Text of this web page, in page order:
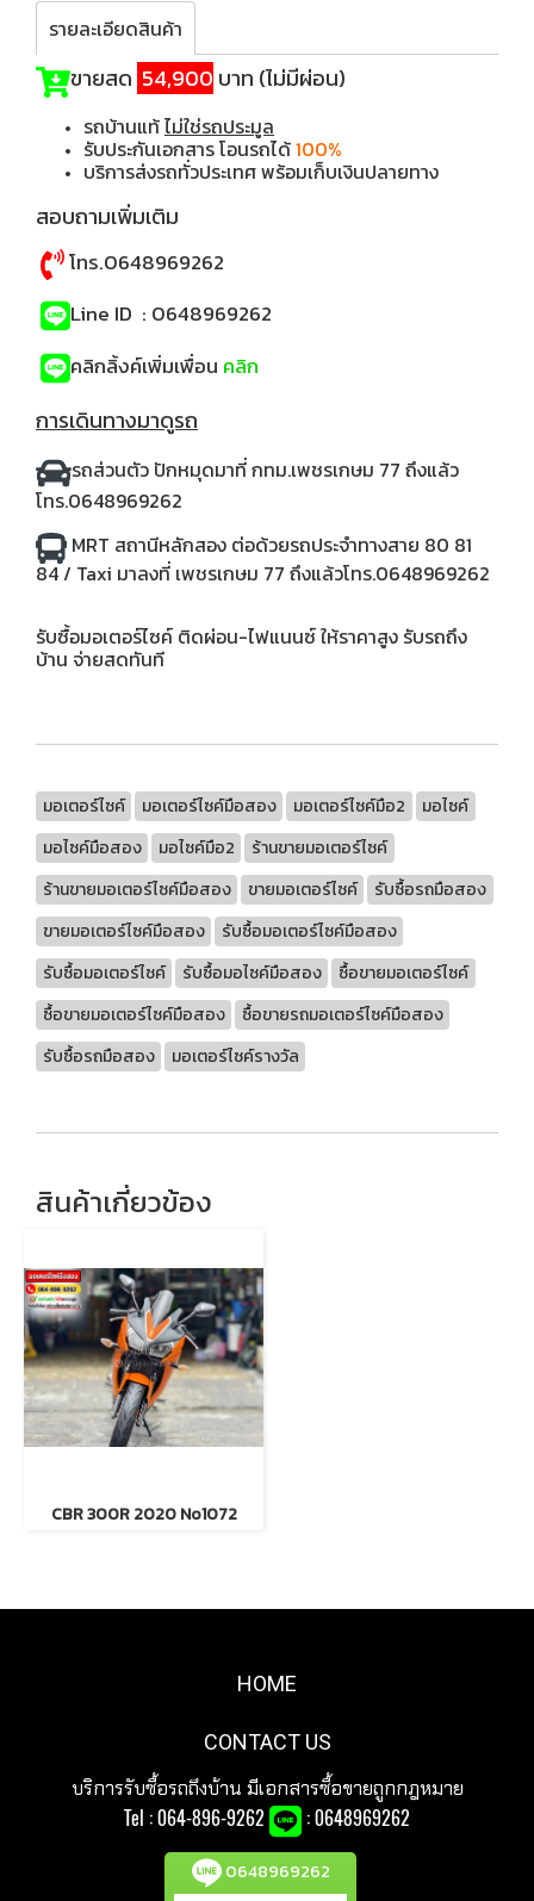
รายละเอียดสินค้า
ขายสด 54,900 บาท (ไม่มีผ่อน)
รถบ้านแท้ไม่ใช่รถประมูล
รับประกันเอกสาร โอนรถได้100%
บริการส่งรถทั่วประเทศ พร้อมเก็บเงินปลายทาง
สอบถามเพิ่มเติม
โทร.0648969262
Line ID : 0648969262
คลิกลิ้งค์เพิ่มเพื่อน คลิก
การเดินทางมาดูรถ
รถส่วนตัว ปักหมุดมาที่ กทม.เพชรเกษม 77 ถึงแล้ว
โทร.0648969262
MRT สถานีหลักสอง ต่อด้วยรถประจำทางสาย 80 81
84 / Taxi มาลงที่ เพชรเกษม 77 ถึงแล้วโทร.0648969262
รับซื้อมอเตอร์ไซค์ ติดผ่อน-ไฟแนนซ์ ให้ราคาสูง รับรถถึง
บ้าน จ่ายสดทันที
มอเตอร์ไซค์ มอเตอร์ไซค์มือสอง มอเตอร์ไซค์มือ2
มอไซค์
มอไซค์มือสอง
มอไซค์มือ2
ร้านขายมอเตอร์ไซค์
ร้านขายมอเตอร์ไซค์มือสอง
ขายมอเตอร์ไซค์
รับซื้อรถมือสอง
ขายมอเตอร์ไซค์มือสอง
รับซื้อมอเตอร์ไซค์มือสอง
รับซื้อมอเตอร์ไซค์
รับซื้อมอไซค์มือสอง
ซื้อขายมอเตอร์ไซค์
ซื้อขายมอเตอร์ไซค์มือสอง
ซื้อขายรถมอเตอร์ไซค์มือสอง
รับซื้อรถมือสอง
มอเตอร์ไซค์รางวัล
สินค้าเกี่ยวข้อง
CBR 300R 2020 No1072
HOME
CONTACT US
บริการรับซื้อรถถึงบ้าน มีเอกสารซื้อขายถูกกฎหมาย
Tel : 064-896-9262 : 0648969262
0648969262